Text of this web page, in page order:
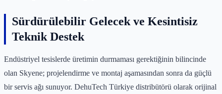
Sürdürülebilir Gelecek ve Kesintisiz
Teknik Destek
Endüstriyel tesislerde üretimin durmaması gerektiğinin bilincinde
olan Skyene; projelendirme ve montaj aşamasından sonra da güçlü
bir servis ağı sunuyor. DehuTech Türkiye distribütörü olarak orijinal